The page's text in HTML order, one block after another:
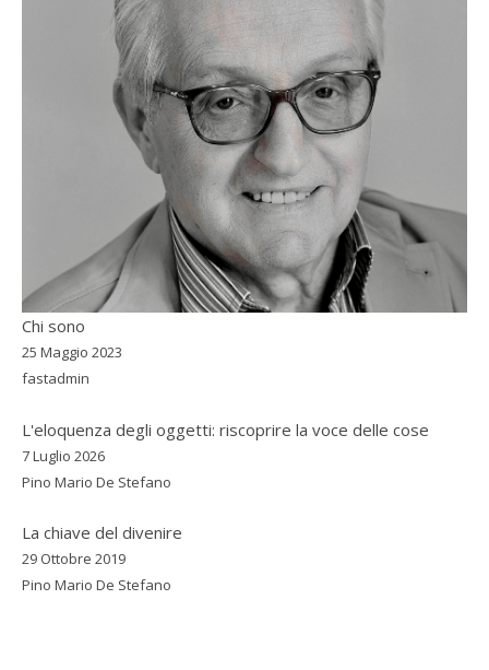
Chi sono
25 Maggio 2023
fastadmin
L'eloquenza degli oggetti: riscoprire la voce delle cose
7 Luglio 2026
Pino Mario De Stefano
La chiave del divenire
29 Ottobre 2019
Pino Mario De Stefano